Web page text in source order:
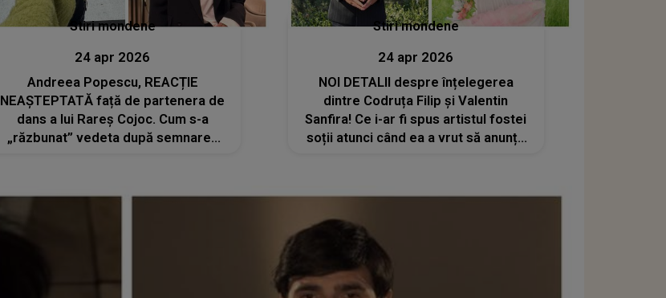
Stiri mondene
24 apr 2026
Andreea Popescu, REACȚIE
NEAȘTEPTATĂ față de partenera de
dans a lui Rareș Cojoc. Cum s-a
„răzbunat” vedeta după semnarea
Stiri mondene
24 apr 2026
NOI DETALII despre înțelegerea
dintre Codruța Filip și Valentin
Sanfira! Ce i-ar fi spus artistul fostei
soții atunci când ea a vrut să anunțe
zile”